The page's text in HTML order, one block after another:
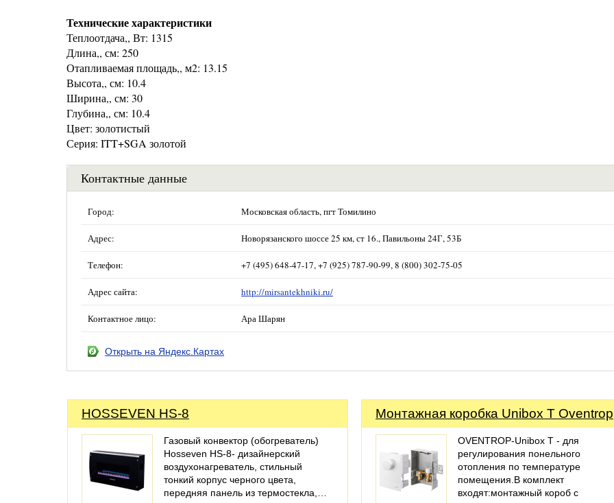
Технические характеристики
Теплоотдача,, Вт: 1315
Длина,, см: 250
Отапливаемая площадь,, м2: 13.15
Высота,, см: 10.4
Ширина,, см: 30
Глубина,, см: 10.4
Цвет: золотистый
Серия: ITT+SGA золотой
Контактные данные
Город: Московская область, пгт Томилино
Адрес: Новорязанского шоссе 25 км, ст 16., Павильоны 24Г, 53Б
Телефон: +7 (495) 648-47-17, +7 (925) 787-90-99, 8 (800) 302-75-05
Адрес сайта: http://mirsantekhniki.ru/
Контактное лицо: Ара Шарян
Открыть на Яндекс.Картах
HOSSEVEN HS-8
Газовый конвектор (обогреватель)
Hosseven HS-8- дизайнерский
воздухонагреватель, стильный
тонкий корпус черного цвета,
передняя панель из термостекла,…
Монтажная коробка Unibox T Oventrop
OVENTROP-Unibox T - для
регулирования понельного
отопления по температуре
помещения.В комплект
входят:монтажный короб с